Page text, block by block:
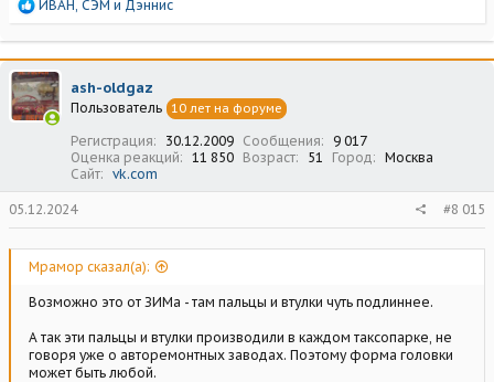
Р
а
к
ц
и
и
ИВАН СЭМ и Дэннис
ash-oldgaz
Пользователь 10 лет на форуме
Регистрация 30.12.2009 Сообщения
9 017
Оценка реакций
11 850 Возраст 51 Город
Москва
Сайт
vk.com
05.12.2024 #8 015
Мрамор сказал(а):
Возможно это от ЗИМа - там пальцы и втулки чуть подлиннее.
А так эти пальцы и втулки производили в каждом таксопарке, не
говоря уже о авторемонтных заводах. Поэтому форма головки
может быть любой.